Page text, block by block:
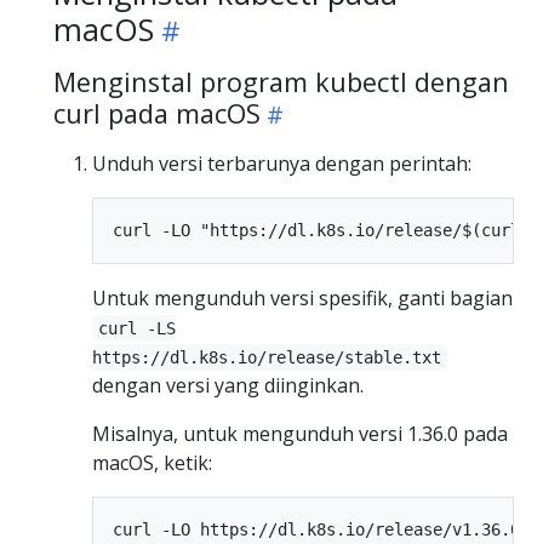
macOS
Menginstal program kubectl dengan
curl pada macOS
Unduh versi terbarunya dengan perintah:
Untuk mengunduh versi spesifik, ganti bagian
curl -LS
https://dl.k8s.io/release/stable.txt
dengan versi yang diinginkan.
Misalnya, untuk mengunduh versi 1.36.0 pada
macOS, ketik: